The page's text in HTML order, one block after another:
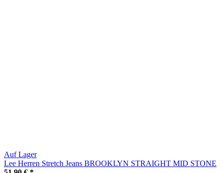
Auf Lager
Lee Herren Stretch Jeans BROOKLYN STRAIGHT MID STONE